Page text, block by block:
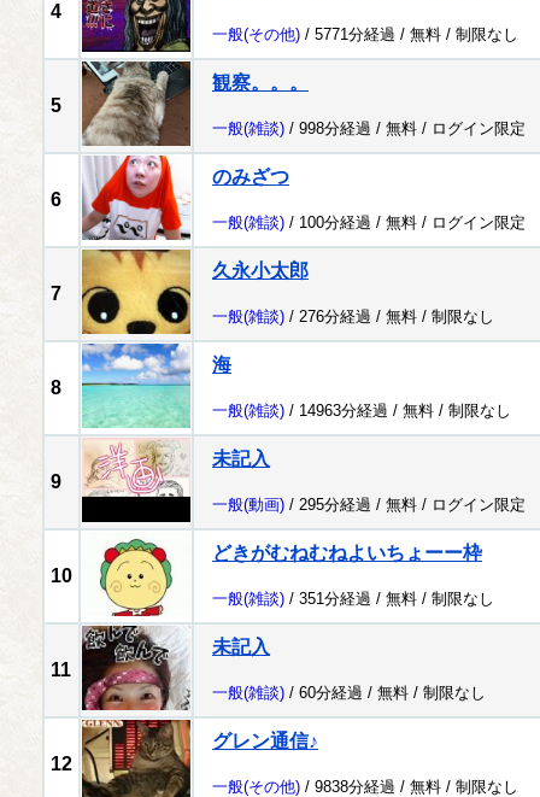
4
一般(その他) / 5771分経過 / 無料 / 制限なし
5
観察。。。
一般(雑談) / 998分経過 / 無料 / ログイン限定
6
のみざつ
一般(雑談) / 100分経過 / 無料 / ログイン限定
7
久永小太郎
一般(雑談) / 276分経過 / 無料 / 制限なし
8
海
一般(雑談) / 14963分経過 / 無料 / 制限なし
9
未記入
一般(動画) / 295分経過 / 無料 / ログイン限定
10
どきがむねむねよいちょーー枠
一般(雑談) / 351分経過 / 無料 / 制限なし
11
未記入
一般(雑談) / 60分経過 / 無料 / 制限なし
12
グレン通信♪
一般(その他) / 9838分経過 / 無料 / 制限なし